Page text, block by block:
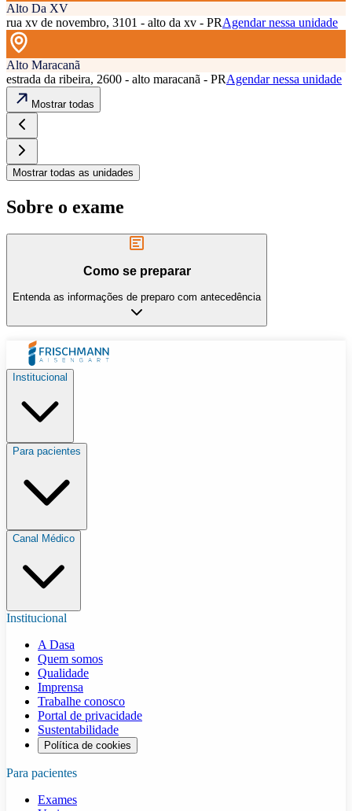
Alto Da XV
rua xv de novembro, 3101 - alto da xv - PRAgendar nessa unidade
Alto Maracanã
estrada da ribeira, 2600 - alto maracanã - PRAgendar nessa unidade
Mostrar todas
Mostrar todas as unidades
Sobre o exame
Como se preparar
Entenda as informações de preparo com antecedência
Institucional
Para pacientes
Canal Médico
Institucional
A Dasa
Quem somos
Qualidade
Imprensa
Trabalhe conosco
Portal de privacidade
Sustentabilidade
Política de cookies
Para pacientes
Exames